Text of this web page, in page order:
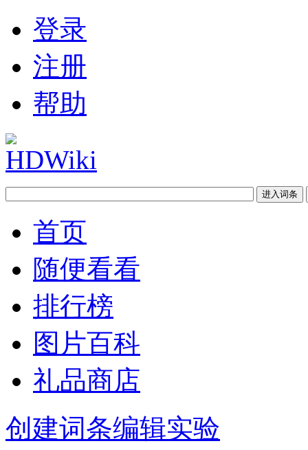
登录
注册
帮助
首页
随便看看
排行榜
图片百科
礼品商店
创建词条编辑实验